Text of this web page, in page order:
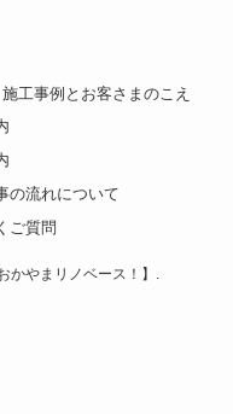
施工事例とお客さまのこえ
の流れについて
ご質問
かやまリノベース！】.